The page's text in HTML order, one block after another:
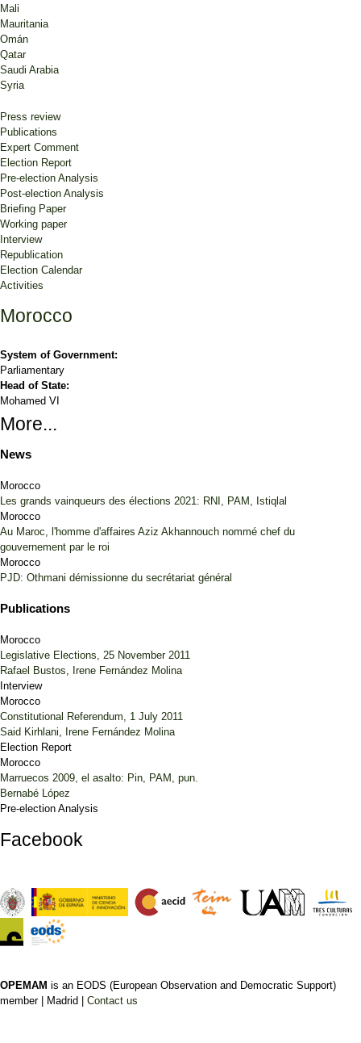
Mali
Mauritania
Omán
Qatar
Saudi Arabia
Syria
Press review
Publications
Expert Comment
Election Report
Pre-election Analysis
Post-election Analysis
Briefing Paper
Working paper
Interview
Republication
Election Calendar
Activities
Morocco
System of Government:
Parliamentary
Head of State:
Mohamed VI
More...
News
Morocco
Les grands vainqueurs des élections 2021: RNI, PAM, Istiqlal
Morocco
Au Maroc, l'homme d'affaires Aziz Akhannouch nommé chef du
gouvernement par le roi
Morocco
PJD: Othmani démissionne du secrétariat général
Publications
Morocco
Legislative Elections, 25 November 2011
Rafael Bustos, Irene Fernández Molina
Interview
Morocco
Constitutional Referendum, 1 July 2011
Said Kirhlani, Irene Fernández Molina
Election Report
Morocco
Marruecos 2009, el asalto: Pin, PAM, pun.
Bernabé López
Pre-election Analysis
Facebook
OPEMAM is an EODS (European Observation and Democratic Support)
member | Madrid | Contact us